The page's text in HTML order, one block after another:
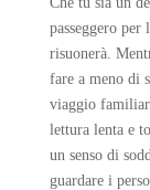
passeggero per
risuonerà.
fare a meno di
viaggio
lettura lenta e
un senso di
guardare i